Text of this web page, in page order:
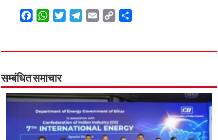
F
e
o
o
k
W
t
A
p
p
T
t
r
T
e
a
m
E
i
C
y
n
k
r
सम्बंधित समाचार